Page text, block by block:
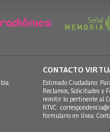
CONTACTO
Estimado Ciudadano:
Reclamos, Solicitudes y
remitir lo pertinente al
RTVC
formulario en línea: